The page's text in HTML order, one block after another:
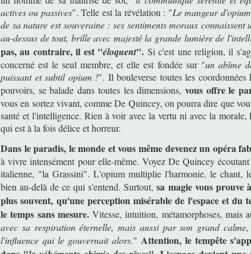
actives ou passives". Telle est la révélation : "Le mangeur
de sa nature est souveraine : ses sentiments moraux connaissent
au-dessus de tout, brille avec majesté la grande lumière de
pas, au contraire, il est "éloquent". Si c'est une religion, il
concerné est le seul membre, et elle est fondée sur "un abîme
puissant et subtil opium !". Il bouleverse toutes les coordonnées
pouvoirs, se balade dans toutes les dimensions, vous offre le
vous en sortez vivant, comme De Quincey, on pourra dire que
santé et l'intelligence. Rien à voir avec la vertu ni avec la
qui est à la fois délice et horreur.
Dans le paradis, le monde et vous même devenez un opéra
à vivre intensément pour elle-même. Voyez De Quincey
italienne, "la Grassini". L'opium multiplie l'harmonie, le chant,
bien au-delà de ce qui s'entend. Surtout,sa magie vous prouve
plus souvent, qu'une perception misérable de l'espace et du
le temps sans mesure.Vitesse, intuition, métamorphoses, mais
avec sa respiration éternelle, mais aussi par son grand
l'influence qui le gouvernait alors." Attention, le tempête